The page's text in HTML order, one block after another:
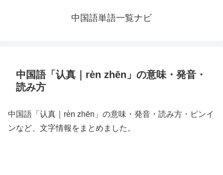
中国語単語一覧ナビ
中国語「认真｜rèn zhēn」の意味・発音・
読み方
中国語「认真｜rèn zhēn」の意味・発音・読み方・ピンイ
ンなど、文字情報をまとめました。